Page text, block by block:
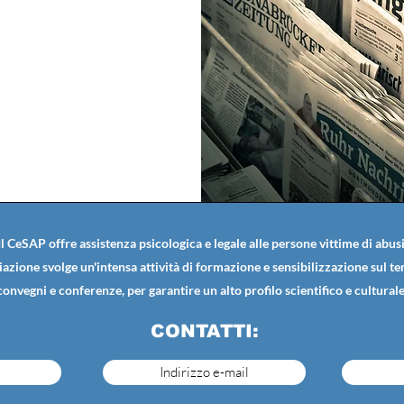
CeSAP offre assistenza psicologica e legale alle persone vittime di
svolge un'intensa attività di formazione e sensibilizzazione sul
e conferenze, per garantire un alto profilo scientifico e
CONTATTI:
Indirizzo e-mail